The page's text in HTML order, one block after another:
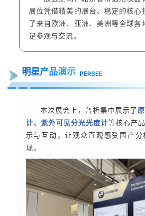
展位凭借精美的展台、稳定的核心
了来自欧洲、亚洲、美洲等全球各
足参观与交流。
明星产品演示 PERSEE
本次展会上，普析集中展示了
计、紫外可见分光光度计等核心产
示与互动，让观众直观感受国产分
现。